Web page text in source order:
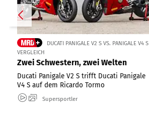
DUCATI PANIGALE V2 S VS. PANIGALE V4 S
VERGLEICH
Zwei Schwestern, zwei Welten
Ducati Panigale V2 S trifft Ducati Panigale
V4 S auf dem Ricardo Tormo
Supersportler